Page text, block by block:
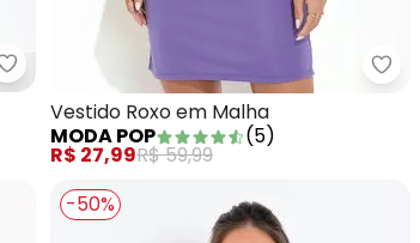
Moda Pop - Macacão Pantacourt Listrado
Vestido Roxo em Malha
MODA POP
(5)
R$ 27,99R$ 59,99
-50%